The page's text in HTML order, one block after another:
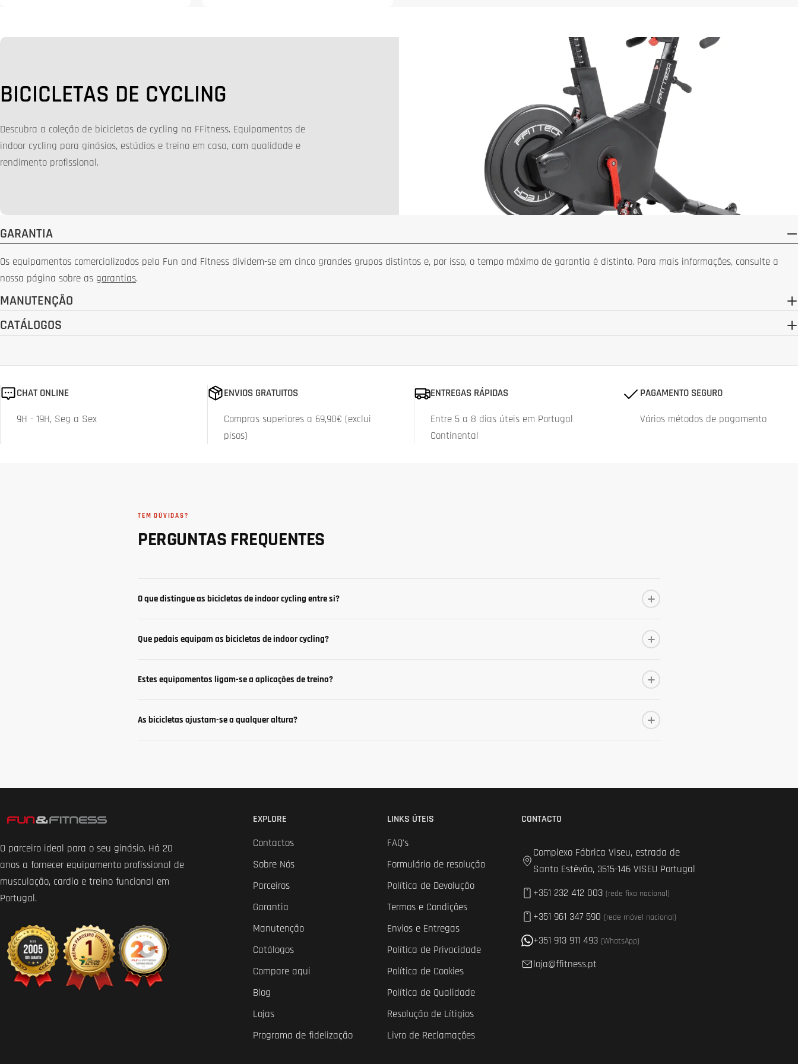
C
O
L
Ç
Ã
O
:
BICICLETAS DE CYCLING
Descubra a coleção de bicicletas de cycling na FFitness. Equipamentos de
indoor cycling para ginásios, estúdios e treino em casa, com qualidade e
rendimento profissional.
GARANTIA
Os equipamentos comercializados pela Fun and Fitness dividem-se em cinco grandes grupos distintos e, por isso, o tempo máximo de garantia é distinto. Para mais informações, consulte a
nossa página sobre as garantias.
MANUTENÇÃO
CATÁLOGOS
CHAT ONLINE
9H - 19H, Seg a Sex
ENVIOS GRATUITOS
Compras superiores a 69,90€ (exclui
pisos)
ENTREGAS RÁPIDAS
Entre 5 a 8 dias úteis em Portugal
Continental
PAGAMENTO SEGURO
Vários métodos de pagamento
TEM DÚVIDAS?
PERGUNTAS FREQUENTES
O que distingue as bicicletas de indoor cycling entre si?
Que pedais equipam as bicicletas de indoor cycling?
Estes equipamentos ligam-se a aplicações de treino?
As bicicletas ajustam-se a qualquer altura?
O parceiro ideal para o seu ginásio. Há 20
anos a fornecer equipamento profissional de
musculação, cardio e treino funcional em
Portugal.
EXPLORE
Contactos
Sobre Nós
Parceiros
Garantia
Manutenção
Catálogos
Compare aqui
Blog
Lojas
Programa de fidelização
LINKS ÚTEIS
FAQ's
Formulário de resolução
Política de Devolução
Termos e Condições
Envios e Entregas
Política de Privacidade
Política de Cookies
Política de Qualidade
Resolução de Lítigios
Livro de Reclamações
CONTACTO
Complexo Fábrica Viseu, estrada de
Santo Estêvão, 3515-146 VISEU Portugal
+351 232 412 003 (rede fixa nacional)
+351 961 347 590 (rede móvel nacional)
+351 913 911 493 (WhatsApp)
loja@ffitness.pt